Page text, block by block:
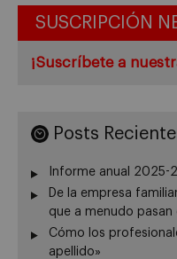
SUSCRIPCIÓN
¡Suscríbete a
Posts
Informe anual 2025-
De la empresa
que a menudo
Cómo los
apellido»